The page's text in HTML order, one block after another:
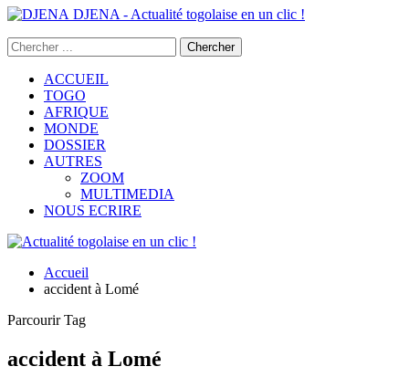
DJENA - Actualité togolaise en un clic !
ACCUEIL
TOGO
AFRIQUE
MONDE
DOSSIER
AUTRES
ZOOM
MULTIMEDIA
NOUS ECRIRE
Accueil
accident à Lomé
Parcourir Tag
accident à Lomé